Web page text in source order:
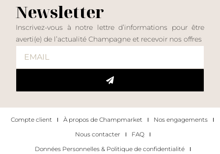
Newsletter
Inscrivez-vous à notre lettre d’informations pour être
averti(e) de l’actualité Champagne et recevoir nos offres
Compte client À propos de Champmarket
Nos engagements
Nous contacter
FAQ
Données Personnelles & Politique de confidentialité